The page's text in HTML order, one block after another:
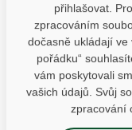
přihlašovat.
zpracováním
dočasně ukládají ve
pořádku“
vám poskytovali
vašich údajů. Svůj
zpracování